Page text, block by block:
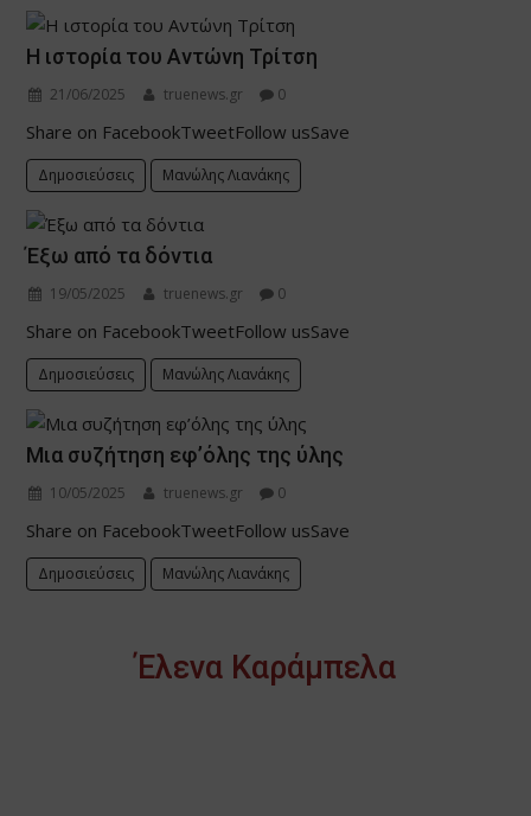
Η ιστορία του Αντώνη Τρίτση
21/06/2025 truenews.gr 0
Share on FacebookTweetFollow usSave
Δημοσιεύσεις Μανώλης Λιανάκης
Έξω από τα δόντια
19/05/2025 truenews.gr 0
Share on FacebookTweetFollow usSave
Δημοσιεύσεις Μανώλης Λιανάκης
Μια συζήτηση εφ’όλης της ύλης
10/05/2025 truenews.gr 0
Share on FacebookTweetFollow usSave
Δημοσιεύσεις Μανώλης Λιανάκης
Έλενα Καράμπελα